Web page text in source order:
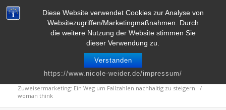
Diese Website verwendet Cookies zur Analyse von
Websitezugriffen/Marketingmaßnahmen. Durch
die weitere Nutzung der Website stimmen Sie
dieser Verwendung zu.
Verstanden
https://www.nicole-weider.de/impressum/
Zuweisermarketing: Ein Weg um Fallzahlen nachhaltig zu steigern. /
woman think